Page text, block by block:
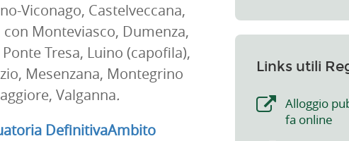
Viconago, Castelveccana,
Monteviasco, Dumenza,
Tresa, Luino (capofila),
Mesenzana, Montegrino
Valganna.
DefinitivaAmbito
Links utili
Alloggio
fa online